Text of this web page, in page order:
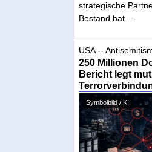
strategische
Bestand hat....
USA --
250 Millionen
Bericht legt
Symbolbild / KI